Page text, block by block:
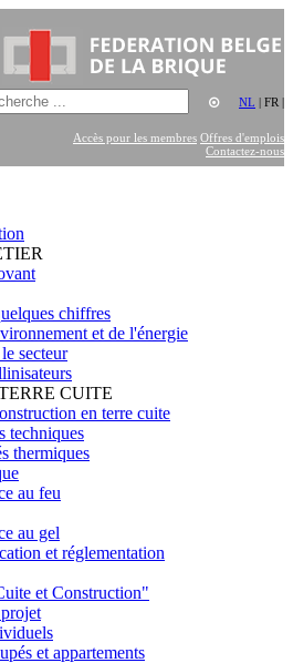
NL | FR |
Accès pour les membres Offres d'emplois
Contactez-nous
chiffres
et de l'énergie
secteur
CUITE
en terre cuite
techniques
thermiques
au feu
au gel
et réglementation
et Construction"
et appartements